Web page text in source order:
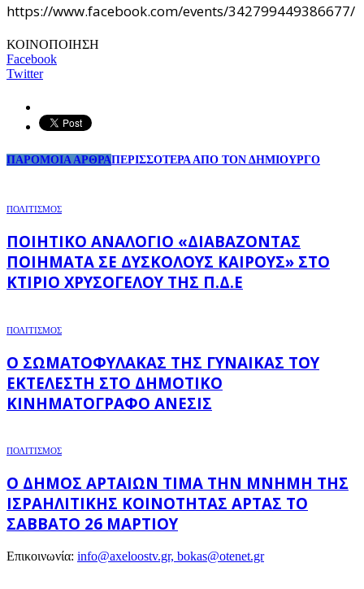
https://www.facebook.com/events/342799449386677/
ΚΟΙΝΟΠΟΙΗΣΗ
Facebook
Twitter
ΠΑΡΟΜΟΙΑ ΑΡΘΡΑΠΕΡΙΣΣΟΤΕΡΑ ΑΠΟ ΤΟΝ ΔΗΜΙΟΥΡΓΟ
ΠΟΛΙΤΙΣΜΟΣ
ΠΟΙΗΤΙΚΌ ΑΝΑΛΌΓΙΟ «ΔΙΑΒΆΖΟΝΤΑΣ
ΠΟΙΉΜΑΤΑ ΣΕ ΔΎΣΚΟΛΟΥΣ ΚΑΙΡΟΎΣ» ΣΤΟ
ΚΤΊΡΙΟ ΧΡΥΣΌΓΕΛΟΥ ΤΗΣ Π.Δ.Ε
ΠΟΛΙΤΙΣΜΟΣ
Ο ΣΩΜΑΤΟΦΎΛΑΚΑΣ ΤΗΣ ΓΥΝΑΊΚΑΣ ΤΟΥ
ΕΚΤΕΛΕΣΤΉ ΣΤΟ ΔΗΜΟΤΙΚΌ
ΚΙΝΗΜΑΤΟΓΡΆΦΟ ΑΝΕΣΙΣ
ΠΟΛΙΤΙΣΜΟΣ
Ο ΔΉΜΟΣ ΑΡΤΑΊΩΝ ΤΙΜΆ ΤΗΝ ΜΝΉΜΗ ΤΗΣ
ΙΣΡΑΗΛΙΤΙΚΉΣ ΚΟΙΝΌΤΗΤΑΣ ΆΡΤΑΣ ΤΟ
ΣΆΒΒΑΤΟ 26 ΜΑΡΤΊΟΥ
Επικοινωνία: info@axeloostv.gr, bokas@otenet.gr